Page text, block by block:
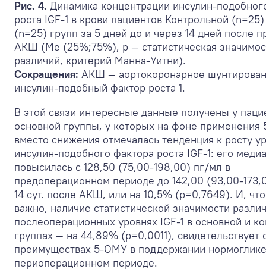
Рис. 4. Динамика концентрации инсулин-
роста IGF-1 в крови пациентов Контрольной
(n=25) групп за 5 дней до и через 14 дней после
АКШ (Me (25%;75%), p — статистическая
различий, критерий Манна-Уитни).
Сокращения: АКШ — аортокоронарное
инсулин-подобный фактор роста 1.
В этой связи интересные данные получены у
основной группы, у которых на фоне
вместо снижения отмечалась тенденция к росту
инсулин-подобного фактора роста IGF-1: его
повысилась с 128,50 (75,00-198,00) пг/мл в
предоперационном периоде до 142,00 (93,00-
14 сут. после АКШ, или на 10,5% (р=0,7649). И,
важно, наличие статистической значимости
послеоперационных уровнях IGF-1 в основной и
группах — на 44,89% (р=0,0011), свидетельствует
преимуществах 5-ОМУ в поддержании
периоперационном периоде.